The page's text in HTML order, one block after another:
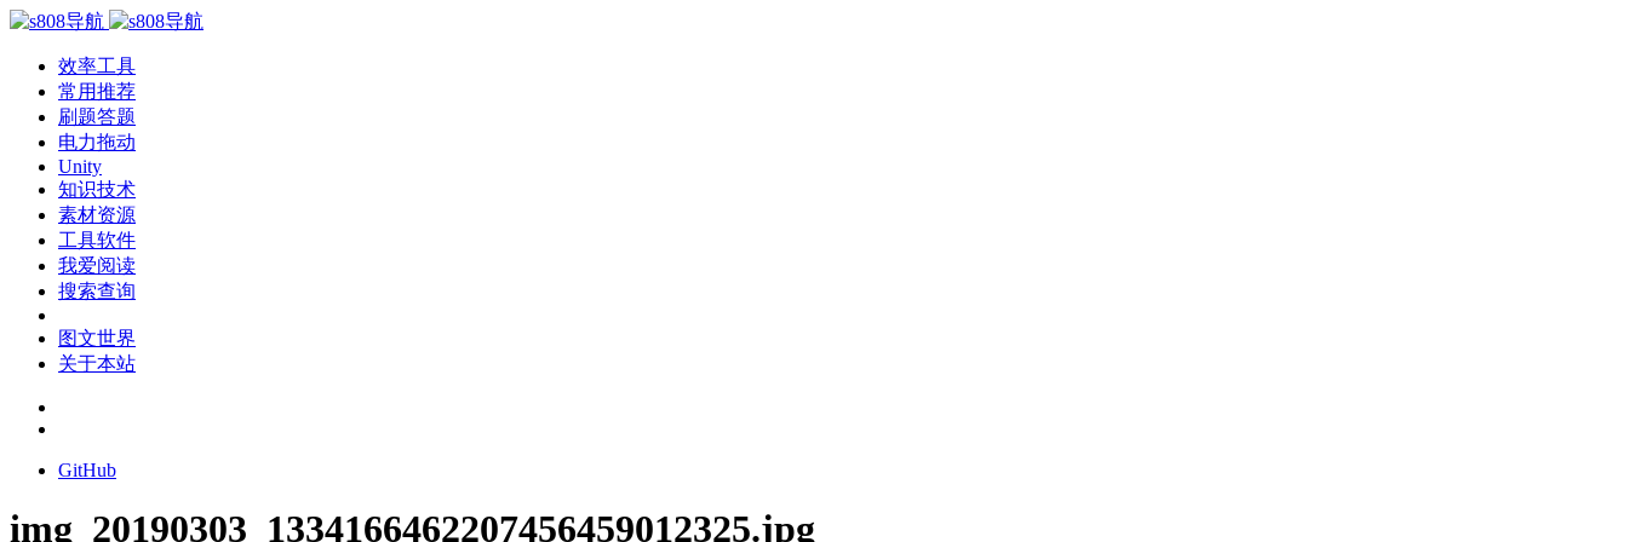
效率工具
常用推荐
刷题答题
电力拖动
Unity
知识技术
素材资源
工具软件
我爱阅读
搜索查询
图文世界
关于本站
GitHub
img_20190303_1334166462207456459012325.jpg